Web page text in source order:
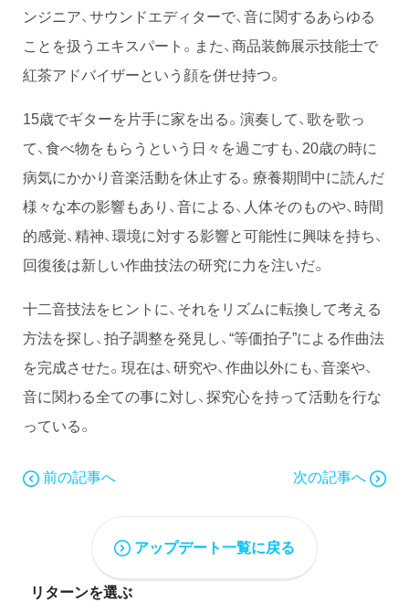
ンジニア、サウンドエディターで、音に関するあらゆる
ことを扱うエキスパート。また、商品装飾展示技能士で
紅茶アドバイザーという顔を併せ持つ。
15歳でギターを片手に家を出る。演奏して、歌を歌っ
て、食べ物をもらうという日々を過ごすも、20歳の時に
病気にかかり音楽活動を休止する。療養期間中に読んだ
様々な本の影響もあり、音による、人体そのものや、時間
的感覚、精神、環境に対する影響と可能性に興味を持ち、
回復後は新しい作曲技法の研究に力を注いだ。
十二音技法をヒントに、それをリズムに転換して考える
方法を探し、拍子調整を発見し、“等価拍子”による作曲法
を完成させた。現在は、研究や、作曲以外にも、音楽や、
音に関わる全ての事に対し、探究心を持って活動を行な
っている。
前の記事へ 次の記事へ
アップデート一覧に戻る
リターンを選ぶ